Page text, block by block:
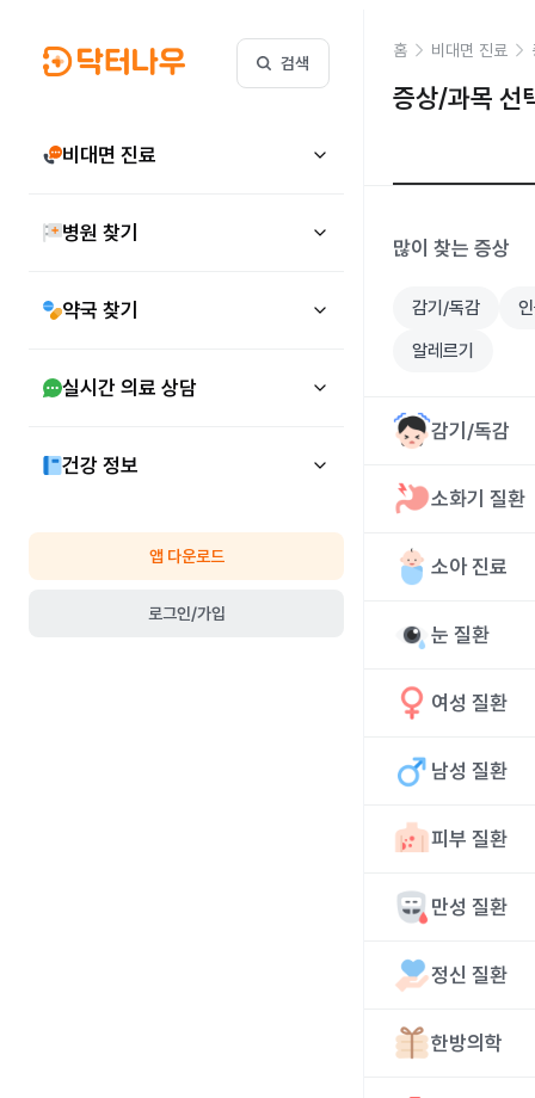
검색
비대면 진료
병원 찾기
약국 찾기
실시간 의료 상담
건강 정보
앱 다운로드
로그인/가입
홈 비대면 진료
증상/과목 선
많이 찾는 증상
감기/독감
알레르기
감기/독감
소화기 질환
소아 진료
눈 질환
여성 질환
남성 질환
피부 질환
만성 질환
정신 질환
한방의학